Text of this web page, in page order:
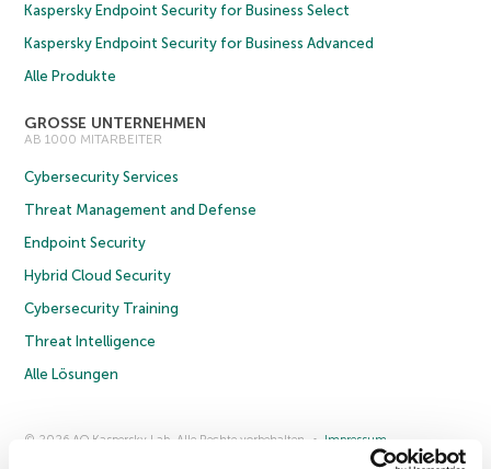
Kaspersky Endpoint Security for Business Select
Kaspersky Endpoint Security for Business Advanced
Alle Produkte
GROSSE UNTERNEHMEN
AB 1000 MITARBEITER
Cybersecurity Services
Threat Management and Defense
Endpoint Security
Hybrid Cloud Security
Cybersecurity Training
Threat Intelligence
Alle Lösungen
© 2026 AO Kaspersky Lab. Alle Rechte vorbehalten.
Impressum
Lizenzvereinbarung B2B